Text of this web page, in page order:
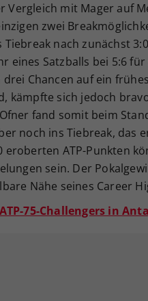
Vergleich mit Mager auf
zwei
nach zunächst
eines Satzballs bei 5:6
Chancen auf ein
kämpfte sich jedoch
fand somit beim
noch ins Tiebreak, das
eroberten ATP-Punkten
sein. Der
Nähe seines Career
75-Challengers in